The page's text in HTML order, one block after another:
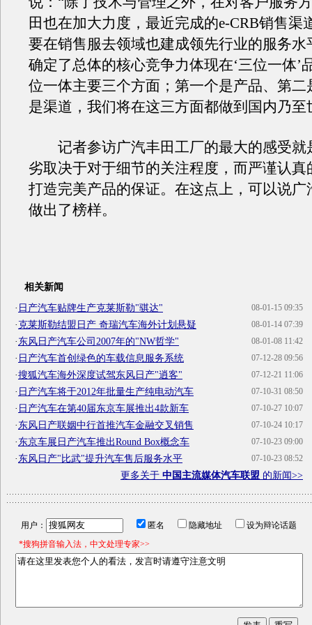
田也在加大力度，最近完成的e-CRB销售渠
要在销售服去领域也建成领先行业的服务水
确定了总体的核心竞争力体现在‘三位一体’
位一体主要三个方面；第一个是产品、第二
是渠道，我们将在这三方面都做到国内乃至
记者参访广汽丰田工厂的最大的感受就
劣取决于对于细节的关注程度，而严谨认真
打造完美产品的保证。在这点上，可以说广
做出了榜样。
相关新闻
08-01-15 09:35
· 日产汽车贴牌生产克莱斯勒"骐达"
08-01-14 07:39
·克莱斯勒结盟日产 奇瑞汽车海外计划悬疑
08-01-08 11:42
·东风日产汽车公司2007年的"NW哲学"
07-12-28 09:56
· 日产汽车首创绿色的车载信息服务系统
07-12-21 11:06
·搜狐汽车海外深度试驾东风日产"逍客"
07-10-31 08:50
· 日产汽车将于2012年批量生产纯电动汽车
07-10-27 10:07
· 日产汽车在第40届东京车展推出4款新车
07-10-24 10:17
·东风日产联姻中行首推汽车金融交叉销售
07-10-23 09:00
·东京车展日产汽车推出Round Box概念车
07-10-23 08:52
·东风日产"比武"提升汽车售后服务水平
更多关于 中国主流媒体汽车联盟 的新闻>>
用户： 匿名 隐藏地址
设为辩论话题
*搜狗拼音输入法，中文处理专家>>